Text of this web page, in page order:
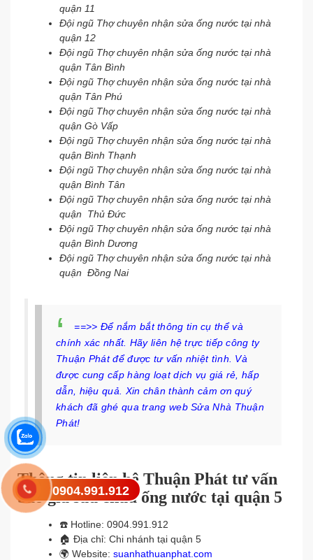
quận 11
Đội ngũ Thợ chuyên nhận sửa ống nước tại nhà
quận 12
Đội ngũ Thợ chuyên nhận sửa ống nước tại nhà
quận Tân Bình
Đội ngũ Thợ chuyên nhận sửa ống nước tại nhà
quận Tân Phú
Đội ngũ Thợ chuyên nhận sửa ống nước tại nhà
quận Gò Vấp
Đội ngũ Thợ chuyên nhận sửa ống nước tại nhà
quận Bình Thạnh
Đội ngũ Thợ chuyên nhận sửa ống nước tại nhà
quận Bình Tân
Đội ngũ Thợ chuyên nhận sửa ống nước tại nhà
quận Thủ Đức
Đội ngũ Thợ chuyên nhận sửa ống nước tại nhà
quận Bình Dương
Đội ngũ Thợ chuyên nhận sửa ống nước tại nhà
quận Đồng Nai
==>> Để nắm bắt thông tin cụ thể và
chính xác nhất. Hãy liên hệ trực tiếp công ty
Thuận Phát để được tư vấn nhiệt tình. Và
được cung cấp hàng loạt dịch vụ giá rẻ, hấp
dẫn, hiệu quả. Xin chân thành cảm ơn quý
khách đã ghé qua trang web Sửa Nhà Thuận
Phát!
Thông tin liên hệ Thuận Phát tư vấn
báo giá sửa chữa ống nước tại quận 5
☎️ Hotline: 0904.991.912
🏠 Địa chỉ: Chi nhánh tại quận 5
🌍 Website: suanhathuanphat.com
0904.991.912